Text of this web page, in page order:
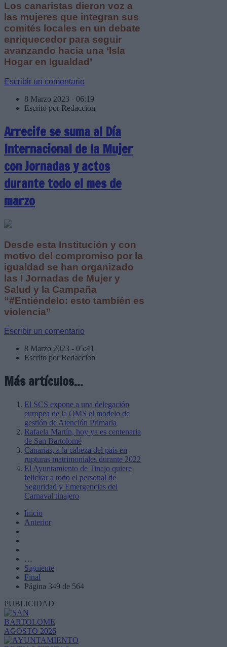
Los canaristas dieron voz a
las mujeres que integran sus
comités locales en un debate
enriquecedor para seguir
avanzando hacia una ‘Isla
Hogar en Igualdad’
Escribir un comentario
8 Marzo 2023 - 06:19
Escrito por Redaccion
Arrecife se suma al Día
Internacional de la Mujer
con Jornadas y actos
durante todo el mes de
marzo
Desde esta Institución y con
motivo del compromiso por la
igualdad se han organizado
las I Jornadas de Mujer y
Salud y la Campaña
“#Entiéndelo: esto también es
violencia”
Escribir un comentario
8 Marzo 2023 - 05:41
Escrito por Redaccion
Más artículos...
El SCS expone a una delegación
europea de la OMS el modelo de
gestión de Atención Primaria
Rafaela Martín, hoy ya es centenaria
de San Bartolomé
Canarias, a la cabeza del país en
rupturas matrimoniales durante 2022
El Ayuntamiento de Tinajo quiere
felicitar a todo el personal de
Seguridad y Emergencias del
Carnaval tinajero
Inicio
Anterior
…
Siguiente
Final
Página 349 de 564
PUBLICIDAD